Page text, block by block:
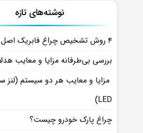
نوشته‌های تازه
۴ روش تشخیص چراغ فابریک اصل
بررسی بی‌طرفانه مزایا و معایب
LED)
چراغ پارک خودرو چیست؟